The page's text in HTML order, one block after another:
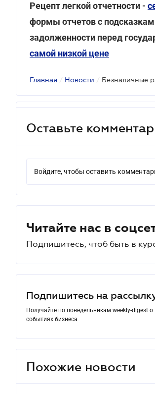
Рецепт легкой отчетности -
формы отчетов с
задолженности перед
самой низкой цене
Главная / Новости /
Оставьте
Войдите, чтобы оставить
Читайте нас в
Подпишитесь, чтоб быть в
Подпишитесь на
Получайте по понедельникам weekly-digest
событиях бизнеса
Похожие новости